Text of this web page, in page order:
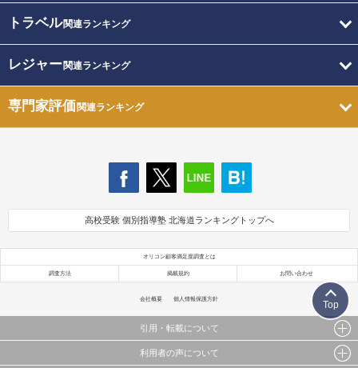
トラベル関連ランキング
レジャー関連ランキング
専門家評価関連ランキング
高校受験 個別指導塾 北海道ランキングトップへ
オリコン顧客満足度調査とは
調査方法 掲載規約 お問い合わせ
会社概要 個人情報保護方針
引用・転載について
当サイトで公開されている情報（文字、写真、イラスト、画像データ等）及びこれらの配置・
利用者の声について
Top